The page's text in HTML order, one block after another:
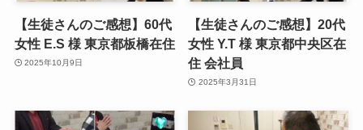
【生徒さんのご感想】60代
女性 E.S 様 東京都板橋在住
2025年10月9日
【生徒さんのご感想】20代
女性 Y.T 様 東京都中央区在
住 会社員
2025年3月31日